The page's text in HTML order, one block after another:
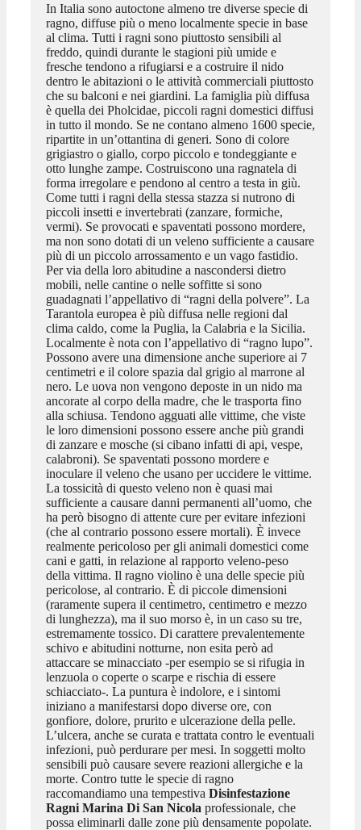
In Italia sono autoctone almeno tre diverse specie di
ragno, diffuse più o meno localmente specie in base
al clima. Tutti i ragni sono piuttosto sensibili al
freddo, quindi durante le stagioni più umide e
fresche tendono a rifugiarsi e a costruire il nido
dentro le abitazioni o le attività commerciali piuttosto
che su balconi e nei giardini. La famiglia più diffusa
è quella dei Pholcidae, piccoli ragni domestici diffusi
in tutto il mondo. Se ne contano almeno 1600 specie,
ripartite in un’ottantina di generi. Sono di colore
grigiastro o giallo, corpo piccolo e tondeggiante e
otto lunghe zampe. Costruiscono una ragnatela di
forma irregolare e pendono al centro a testa in giù.
Come tutti i ragni della stessa stazza si nutrono di
piccoli insetti e invertebrati (zanzare, formiche,
vermi). Se provocati e spaventati possono mordere,
ma non sono dotati di un veleno sufficiente a causare
più di un piccolo arrossamento e un vago fastidio.
Per via della loro abitudine a nascondersi dietro
mobili, nelle cantine o nelle soffitte si sono
guadagnati l’appellativo di “ragni della polvere”. La
Tarantola europea è più diffusa nelle regioni dal
clima caldo, come la Puglia, la Calabria e la Sicilia.
Localmente è nota con l’appellativo di “ragno lupo”.
Possono avere una dimensione anche superiore ai 7
centimetri e il colore spazia dal grigio al marrone al
nero. Le uova non vengono deposte in un nido ma
ancorate al corpo della madre, che le trasporta fino
alla schiusa. Tendono agguati alle vittime, che viste
le loro dimensioni possono essere anche più grandi
di zanzare e mosche (si cibano infatti di api, vespe,
calabroni). Se spaventati possono mordere e
inoculare il veleno che usano per uccidere le vittime.
La tossicità di questo veleno non è quasi mai
sufficiente a causare danni permanenti all’uomo, che
ha però bisogno di attente cure per evitare infezioni
(che al contrario possono essere mortali). È invece
realmente pericoloso per gli animali domestici come
cani e gatti, in relazione al rapporto veleno-peso
della vittima. Il ragno violino è una delle specie più
pericolose, al contrario. È di piccole dimensioni
(raramente supera il centimetro, centimetro e mezzo
di lunghezza), ma il suo morso è, in un caso su tre,
estremamente tossico. Di carattere prevalentemente
schivo e abitudini notturne, non esita però ad
attaccare se minacciato -per esempio se si rifugia in
lenzuola o coperte o scarpe e rischia di essere
schiacciato-. La puntura è indolore, e i sintomi
iniziano a manifestarsi dopo diverse ore, con
gonfiore, dolore, prurito e ulcerazione della pelle.
L’ulcera, anche se curata e trattata contro le eventuali
infezioni, può perdurare per mesi. In soggetti molto
sensibili può causare severe reazioni allergiche e la
morte. Contro tutte le specie di ragno
raccomandiamo una tempestiva Disinfestazione
Ragni Marina Di San Nicola professionale, che
possa eliminarli dalle zone più densamente popolate.